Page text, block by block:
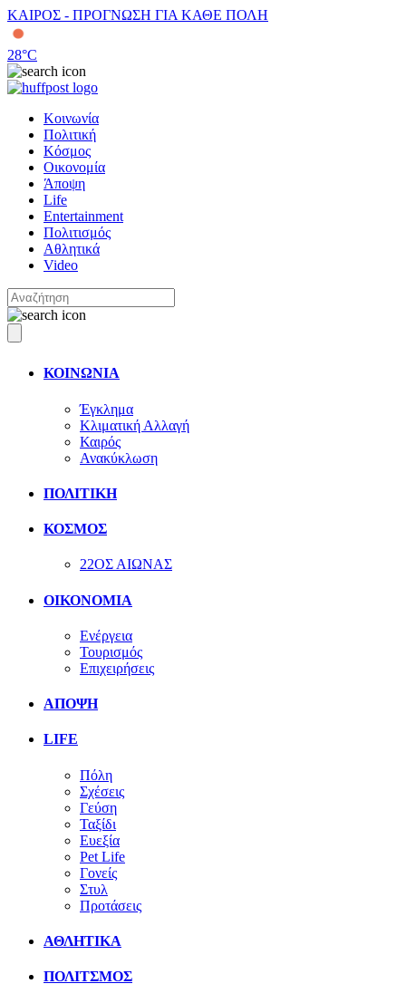
ΚΑΙΡΟΣ - ΠΡΟΓΝΩΣΗ ΓΙΑ ΚΑΘΕ ΠΟΛΗ
28°C
Κοινωνία
Πολιτική
Κόσμος
Οικονομία
Άποψη
Life
Entertainment
Πολιτισμός
Αθλητικά
Video
ΚΟΙΝΩΝΙΑ
Έγκλημα
Κλιματική Αλλαγή
Καιρός
Ανακύκλωση
ΠΟΛΙΤΙΚΗ
ΚΟΣΜΟΣ
22ΟΣ ΑΙΩΝΑΣ
ΟΙΚΟΝΟΜΙΑ
Ενέργεια
Τουρισμός
Επιχειρήσεις
ΑΠΟΨΗ
LIFE
Πόλη
Σχέσεις
Γεύση
Ταξίδι
Ευεξία
Pet Life
Γονείς
Στυλ
Προτάσεις
ΑΘΛΗΤΙΚΑ
ΠΟΛΙΤΣΜΟΣ